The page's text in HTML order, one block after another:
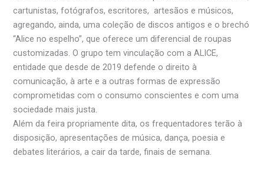
cartunistas, fotógrafos, escritores, artesãos e músicos,
agregando, ainda, uma coleção de discos antigos e o brechó
“Alice no espelho”, que oferece um diferencial de roupas
customizadas. O grupo tem vinculação com a ALICE,
entidade que desde de 2019 defende o direito à
comunicação, à arte e a outras formas de expressão
comprometidas com o consumo conscientes e com uma
sociedade mais justa.
Além da feira propriamente dita, os frequentadores terão à
disposição, apresentações de música, dança, poesia e
debates literários, a cair da tarde, finais de semana.